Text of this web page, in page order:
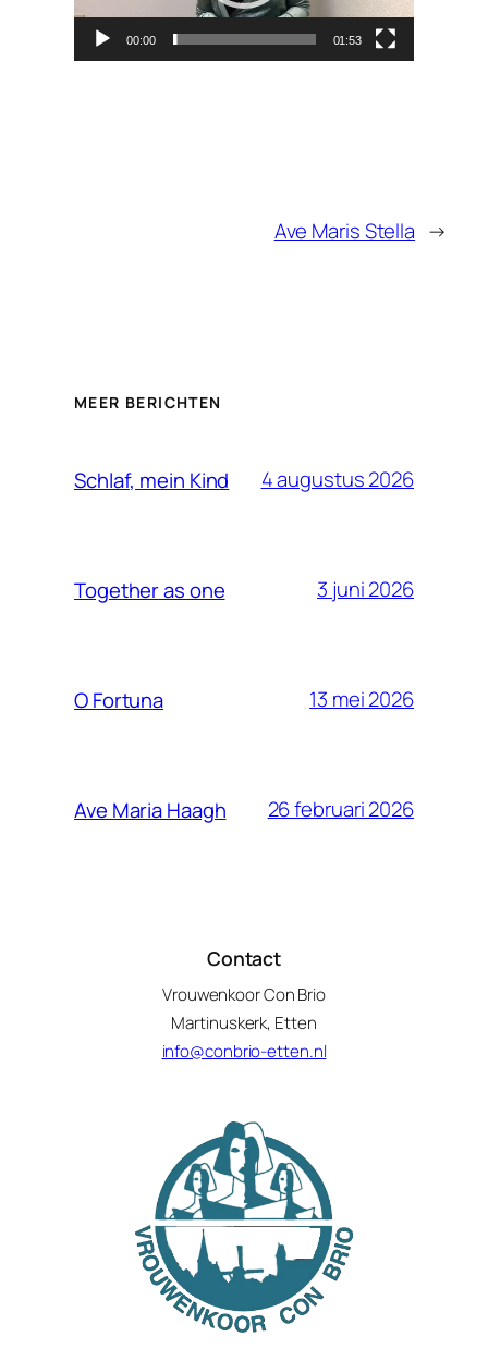
00:00 01:53
Ave Maris Stella →
MEER BERICHTEN
Schlaf, mein Kind 4 augustus 2026
Together as one 3 juni 2026
O Fortuna 13 mei 2026
Ave Maria Haagh 26 februari 2026
Contact
Vrouwenkoor Con Brio
Martinuskerk, Etten
info@conbrio-etten.nl